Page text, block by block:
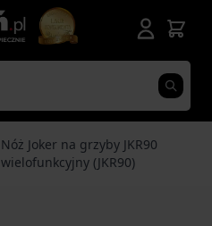
Nóż Joker na grzyby JKR90
wielofunkcyjny (JKR90)